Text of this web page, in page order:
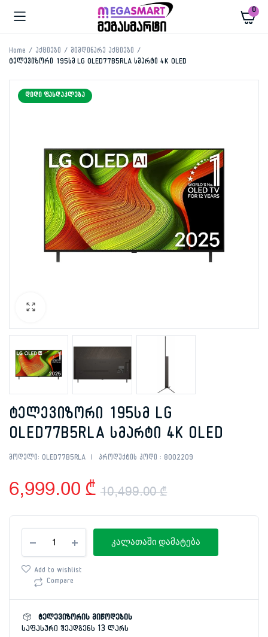
0
Home აქციები
მიმდინარე აქციები
ტელევიზორი 195სმ LG OLED77B5RLA სმარტი 4K OLED
ᲓᲘᲓᲘ ᲤᲐᲡᲓᲐᲙᲚᲔᲑᲐ
ტელევიზორი 195სმ LG
OLED77B5RLA სმარტი 4K OLED
მოდელი: OLED77B5RLA პროდუქტის კოდი : 8002209
10,499.00₾
Original
price
10,499.00
6,999.00 ₾
Current
price
6,999.00 ₾.
195სმ
LG
OLED77B5RLA
სმარტი
OLED
რაოდენობა
კალათაში დამატება
Add to wishlist
Compare
ტელევიზორის მიწოდების
საფასური შეადგენს 13 ლარს